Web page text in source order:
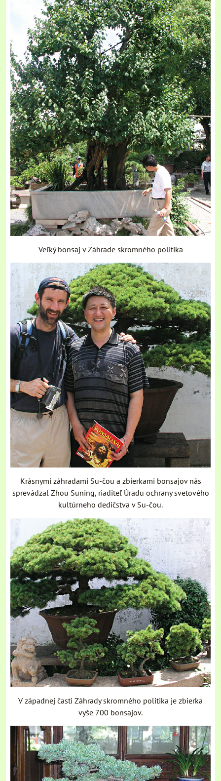
Veľký bonsaj v Záhrade skromného politika
Krásnymi záhradami Su-čou a zbierkami bonsajov nás
sprevádzal Zhou Suning, riaditeľ Úradu ochrany svetového
kultúrneho dedičstva v Su-čou.
V západnej časti Záhrady skromného politika je zbierka
vyše 700 bonsajov.